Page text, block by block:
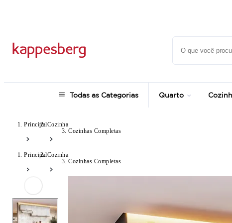
Todas as Categorias Quarto
PrincipalCozinha
Cozinhas Completas
PrincipalCozinha
Cozinhas Completas